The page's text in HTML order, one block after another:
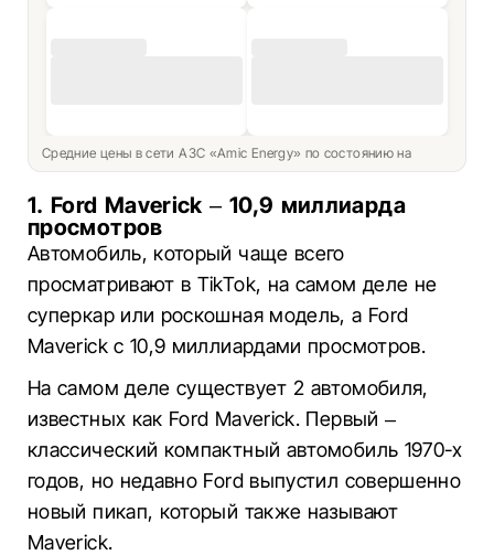
Средние цены в сети АЗС «Amic Energy» по состоянию на
1. Ford Maverick – 10,9 миллиарда
просмотров
Автомобиль, который чаще всего
просматривают в TikTok, на самом деле не
суперкар или роскошная модель, а Ford
Maverick с 10,9 миллиардами просмотров.
На самом деле существует 2 автомобиля,
известных как Ford Maverick. Первый –
классический компактный автомобиль 1970-х
годов, но недавно Ford выпустил совершенно
новый пикап, который также называют
Maverick.